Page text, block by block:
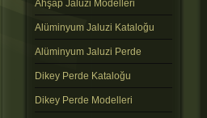
Ahşap Jaluzi Modelleri
Alüminyum Jaluzi Kataloğu
Alüminyum Jaluzi Perde
Dikey Perde Kataloğu
Dikey Perde Modelleri